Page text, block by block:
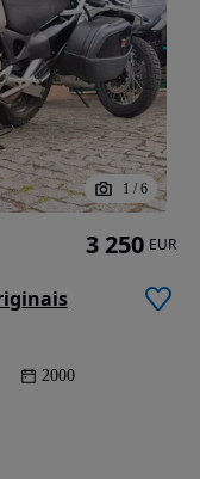
1 / 6
2000
3 250 EUR